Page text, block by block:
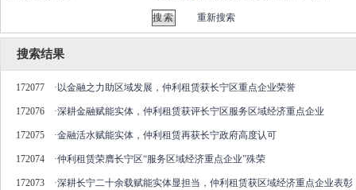
重新搜索
搜索结果
172077 · 以金融之力助区域发展，仲利租赁获长宁区重点企业荣誉
172076 ·深耕金融赋能实体，仲利租赁获评长宁区服务区域经济重点企业
172075 ·金融活水赋能实体，仲利租赁再获长宁政府高度认可
172074 ·仲利租赁荣膺长宁区“服务区域经济重点企业”殊荣
172073 ·深耕长宁二十余载赋能实体显担当，仲利租赁获区域经济重点企业表彰